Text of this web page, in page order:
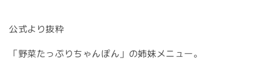
公式より抜粋
「野菜たっぷりちゃんぽん」の姉妹メニュー。